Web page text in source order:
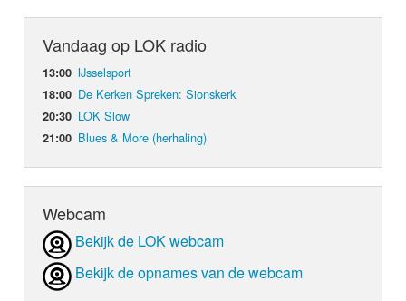
Vandaag op LOK radio
13:00 IJsselsport
18:00 De Kerken Spreken: Sionskerk
20:30 LOK Slow
21:00 Blues & More (herhaling)
Webcam
Bekijk de LOK webcam
Bekijk de opnames van de webcam